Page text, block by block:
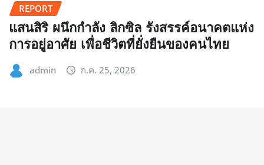
REPORT
แสนสิริ ผนึกกำลัง ลิกซิล รังสรรค์อนาคตแห่ง
การอยู่อาศัย เพื่อชีวิตที่ยั่งยืนของคนไทย
admin ก.ค. 25, 2026